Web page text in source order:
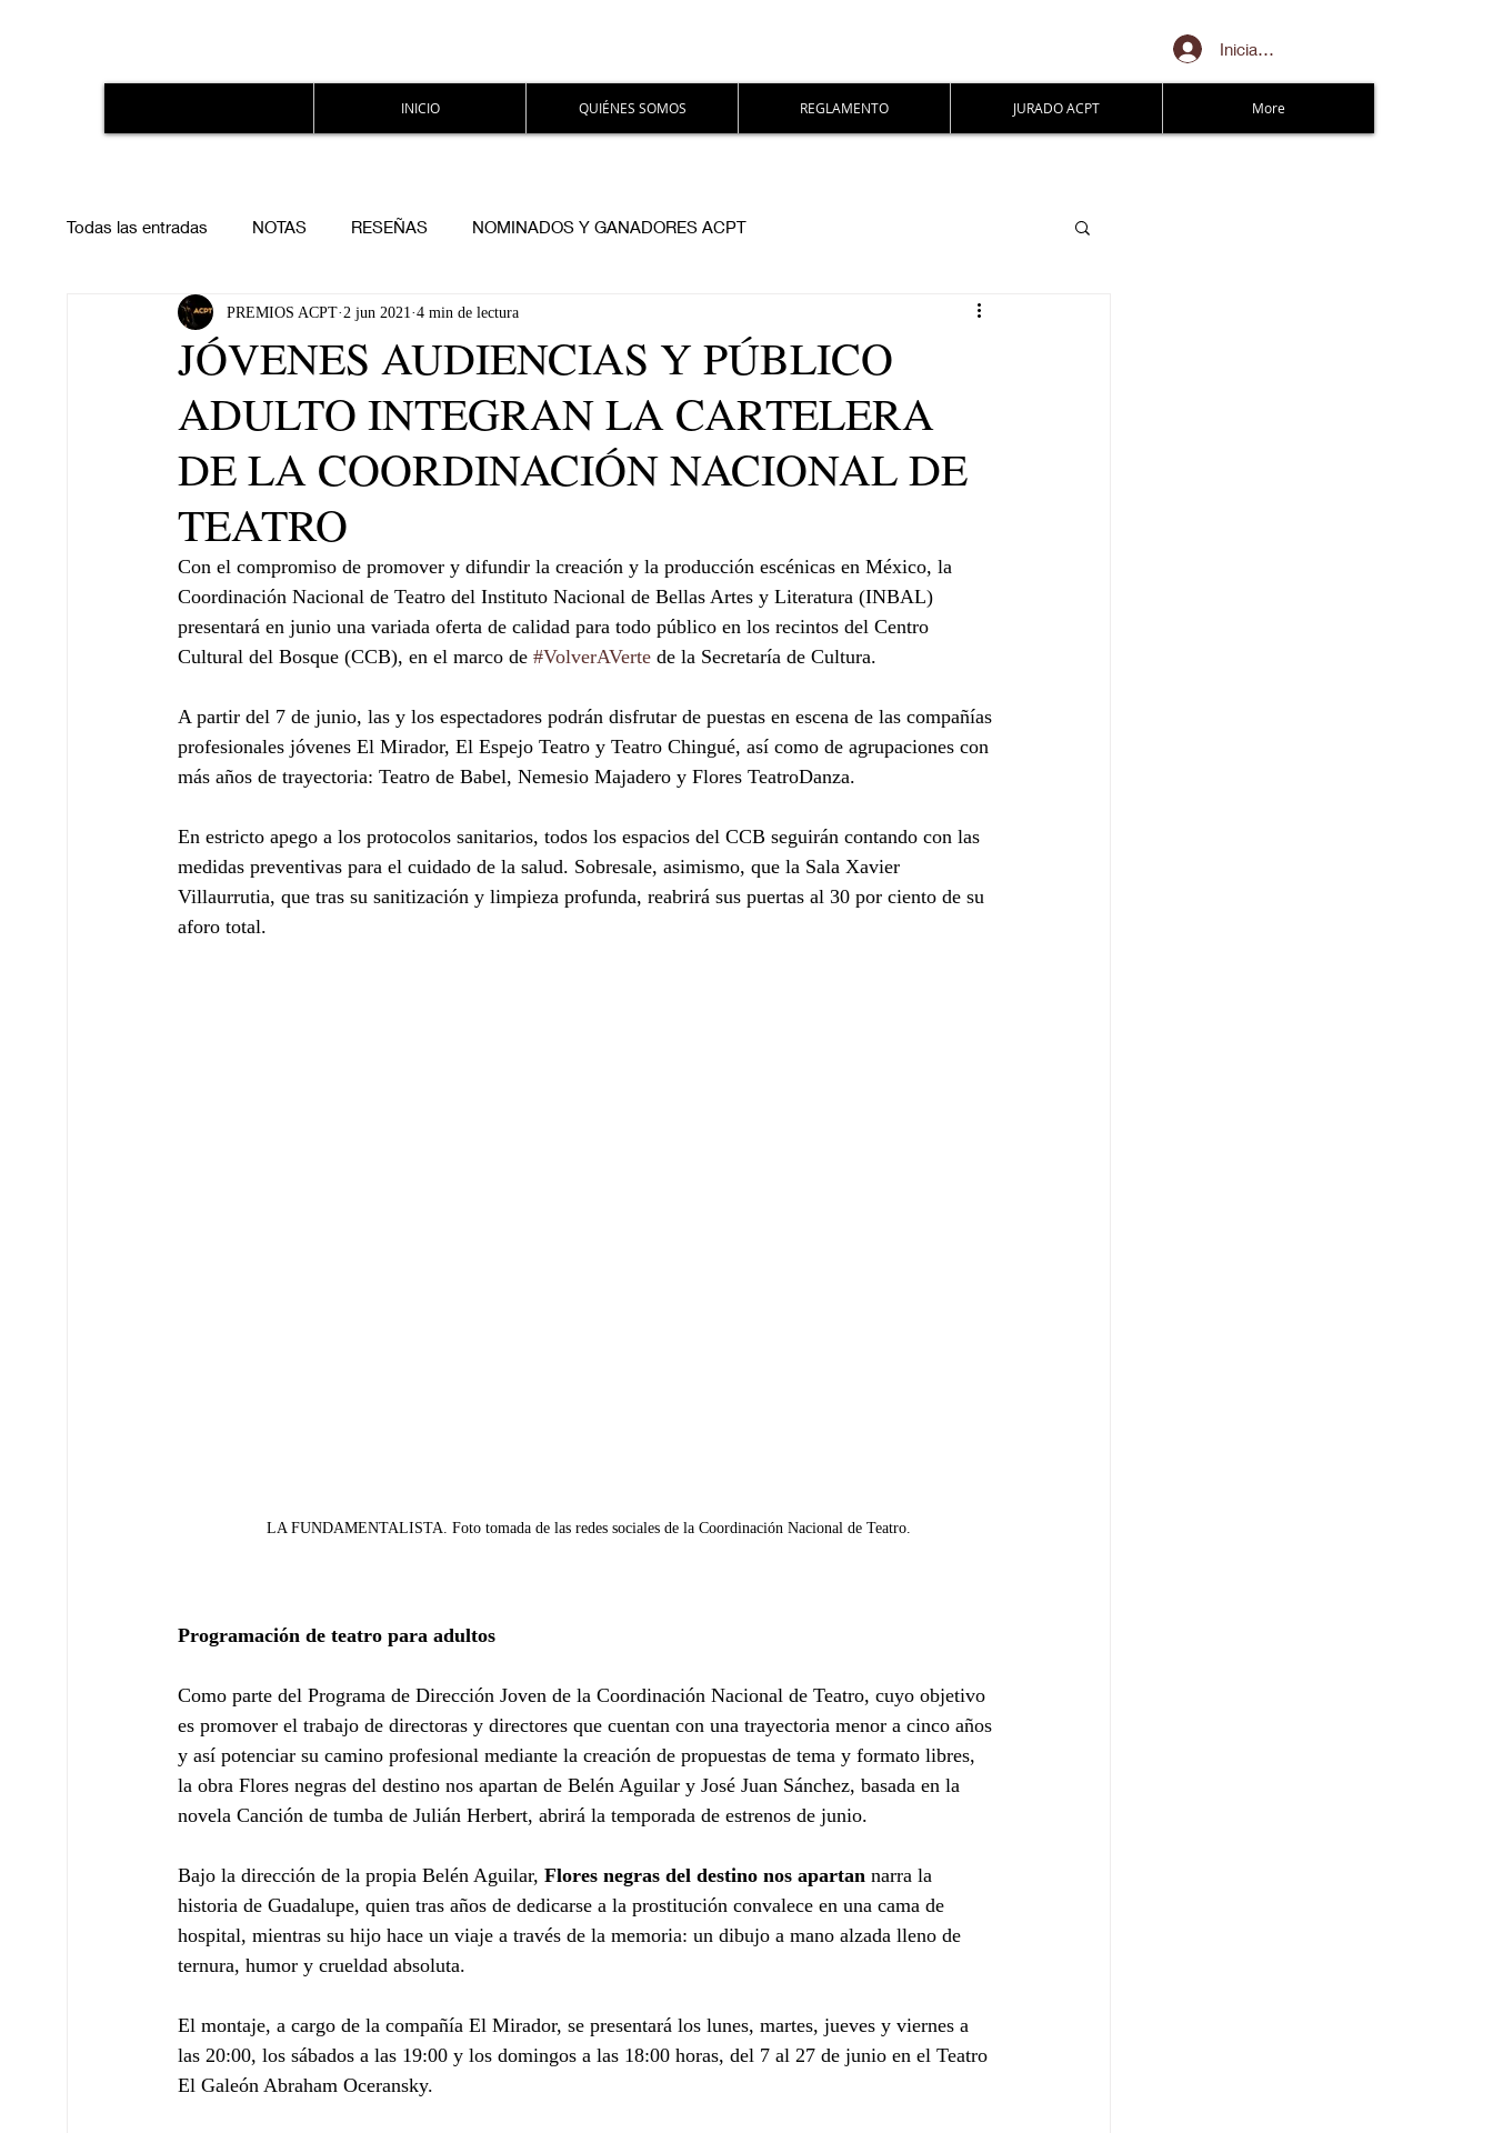
Iniciar sesión
INICIO QUIÉNES SOMOS REGLAMENTO JURADO ACPT More
Todas las entradas NOTAS RESEÑAS NOMINADOS Y GANADORES ACPT
JÓVENES AUDIENCIAS Y PÚBLICO
ADULTO INTEGRAN LA CARTELERA
DE LA COORDINACIÓN NACIONAL DE
TEATRO
PREMIOS ACPT 2 jun 2021 4 min de lectura
Con el compromiso de promover y difundir la creación y la producción escénicas en México, la
Coordinación Nacional de Teatro del Instituto Nacional de Bellas Artes y Literatura (INBAL)
presentará en junio una variada oferta de calidad para todo público en los recintos del Centro
Cultural del Bosque (CCB), en el marco de #VolverAVerte de la Secretaría de Cultura.
A partir del 7 de junio, las y los espectadores podrán disfrutar de puestas en escena de las compañías
profesionales jóvenes El Mirador, El Espejo Teatro y Teatro Chingué, así como de agrupaciones con
más años de trayectoria: Teatro de Babel, Nemesio Majadero y Flores TeatroDanza.
En estricto apego a los protocolos sanitarios, todos los espacios del CCB seguirán contando con las
medidas preventivas para el cuidado de la salud. Sobresale, asimismo, que la Sala Xavier
Villaurrutia, que tras su sanitización y limpieza profunda, reabrirá sus puertas al 30 por ciento de su
aforo total.
LA FUNDAMENTALISTA. Foto tomada de las redes sociales de la Coordinación Nacional de Teatro.
Programación de teatro para adultos
Como parte del Programa de Dirección Joven de la Coordinación Nacional de Teatro, cuyo objetivo
es promover el trabajo de directoras y directores que cuentan con una trayectoria menor a cinco años
y así potenciar su camino profesional mediante la creación de propuestas de tema y formato libres,
la obra Flores negras del destino nos apartan de Belén Aguilar y José Juan Sánchez, basada en la
novela Canción de tumba de Julián Herbert, abrirá la temporada de estrenos de junio.
Bajo la dirección de la propia Belén Aguilar, Flores negras del destino nos apartan narra la
historia de Guadalupe, quien tras años de dedicarse a la prostitución convalece en una cama de
hospital, mientras su hijo hace un viaje a través de la memoria: un dibujo a mano alzada lleno de
ternura, humor y crueldad absoluta.
El montaje, a cargo de la compañía El Mirador, se presentará los lunes, martes, jueves y viernes a
las 20:00, los sábados a las 19:00 y los domingos a las 18:00 horas, del 7 al 27 de junio en el Teatro
El Galeón Abraham Oceransky.